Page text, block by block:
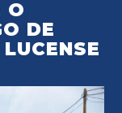
O
DE